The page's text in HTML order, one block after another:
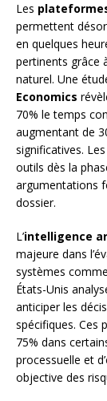
Les
permettent
en quelques
pertinents grâce
naturel. Une
Economics
70% le temps
augmentant de
significatives.
outils dès la
argumentations
dossier.
L’intelligence
majeure dans
systèmes comme
États-Unis
anticiper les
spécifiques. Ces
75% dans
processuelle et
objective des